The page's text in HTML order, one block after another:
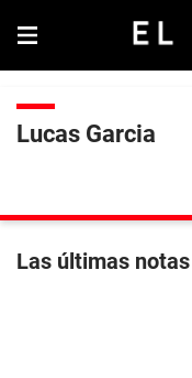
Lucas Garcia
Las últimas